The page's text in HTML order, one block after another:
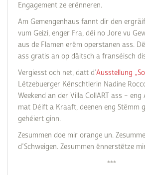
Engagement ze erënneren.
Am Gemengenhaus fannt dir den
vum Geizi, enger Fra, déi no Jore vu
aus de Flamen erëm operstanen ass.
ass gratis an op däitsch a franséisch
Vergiesst och net, datt d’Ausstellung
Lëtzebuerger Kënschtlerin Nadine
Weekend an der Villa CollART ass – eng
mat Déift a Kraaft, deenen eng Stëmm
gehéiert ginn.
Zesummen doe mir orange un.
d’Schweigen. Zesummen ënnerstëtze
***